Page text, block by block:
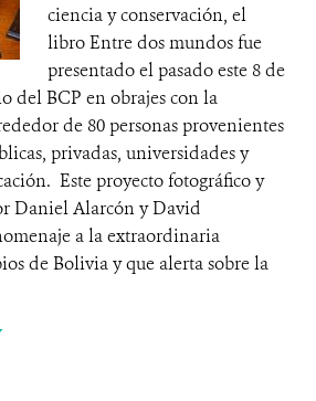
ciencia y conservación, el
libro Entre dos mundos fue
presentado el pasado este 8 de
del BCP en obrajes con la
de 80 personas provenientes
privadas, universidades y
Este proyecto fotográfico y
Daniel Alarcón y David
a la extraordinaria
de Bolivia y que alerta sobre la